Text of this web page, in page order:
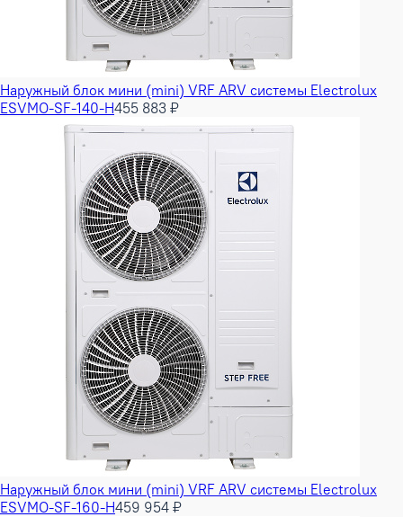
Наружный блок мини (mini) VRF ARV системы Electrolux
ESVMO-SF-140-H455 883 ₽
Наружный блок мини (mini) VRF ARV системы Electrolux
ESVMO-SF-160-H459 954 ₽